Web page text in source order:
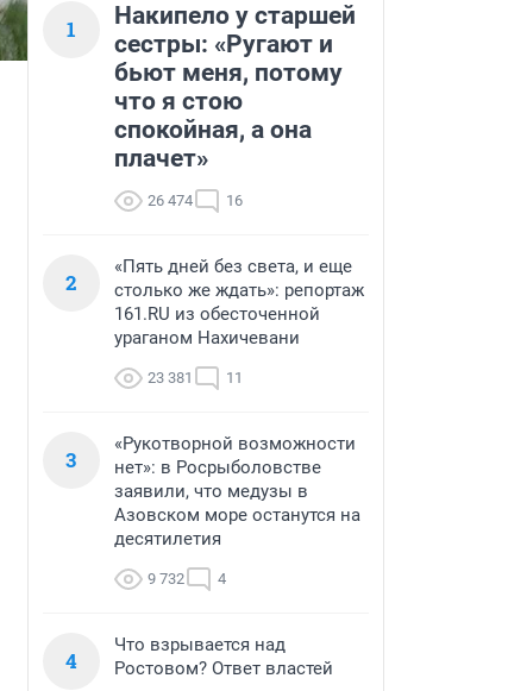
1
Накипело у старшей
сестры: «Ругают и
бьют меня, потому
что я стою
спокойная, а она
плачет»
26 474 16
2
«Пять дней без света, и еще
столько же ждать»: репортаж
161.RU из обесточенной
ураганом Нахичевани
23 381 11
3
«Рукотворной возможности
нет»: в Росрыболовстве
заявили, что медузы в
Азовском море останутся на
десятилетия
9 732 4
4
Что взрывается над
Ростовом? Ответ властей